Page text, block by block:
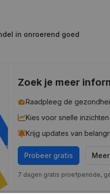
in onroerend goed
Zoek je meer
Raadpleeg de
Kies voor snelle
Krijg updates van
Probeer gratis
7 dagen gratis proefperiode,